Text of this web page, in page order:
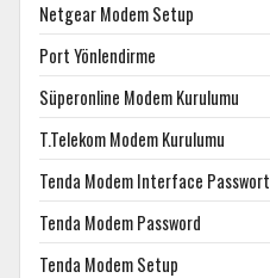
Netgear Modem Setup
Port Yönlendirme
Süperonline Modem Kurulumu
T.Telekom Modem Kurulumu
Tenda Modem Interface Passwort
Tenda Modem Password
Tenda Modem Setup